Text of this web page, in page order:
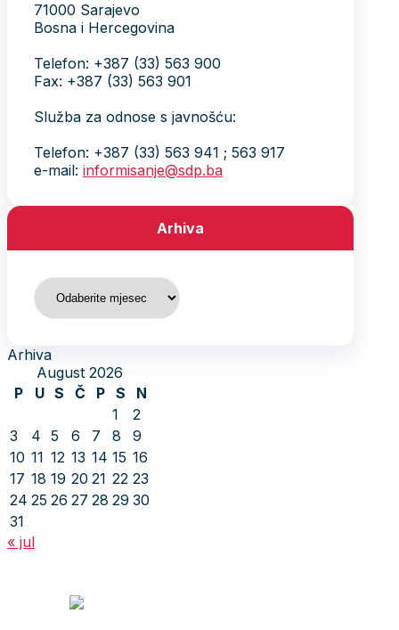
71000 Sarajevo
Bosna i Hercegovina
Telefon: +387 (33) 563 900
Fax: +387 (33) 563 901
Služba za odnose s javnošću:
Telefon: +387 (33) 563 941 ; 563 917
e-mail: informisanje@sdp.ba
Arhiva
Arhiva
Arhiva
August 2026
P
U S Č P S
N
1
2
3
4 5 6 7 8
9
10 11 12 13 14 15 16
17 18 19 20 21 22 23
24 25 26 27 28 29 30
31
« jul